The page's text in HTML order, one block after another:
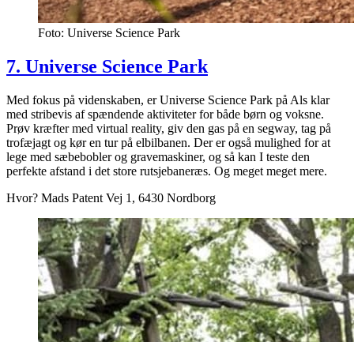
Foto: Universe Science Park
7. Universe Science Park
Med fokus på videnskaben, er Universe Science Park på Als klar
med stribevis af spændende aktiviteter for både børn og voksne.
Prøv kræfter med virtual reality, giv den gas på en segway, tag på
trofæjagt og kør en tur på elbilbanen. Der er også mulighed for at
lege med sæbebobler og gravemaskiner, og så kan I teste den
perfekte afstand i det store rutsjebaneræs. Og meget meget mere.
Hvor? Mads Patent Vej 1, 6430 Nordborg